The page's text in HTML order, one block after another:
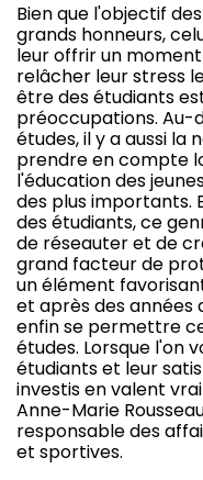
Bien que l'objectif
grands honneurs,
leur offrir un
relâcher leur stress
être des étudiants
préoccupations. Au-
études, il y a aussi la
prendre en compte
l'éducation des
des plus importants.
des étudiants, ce
de réseauter et de
grand facteur de
un élément
et après des années
enfin se permettre
études. Lorsque l'on
étudiants et leur
investis en valent
Anne-Marie
responsable des
et sportives.